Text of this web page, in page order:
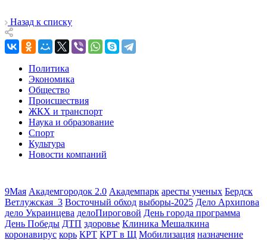
Назад к списку
Политика
Экономика
Общество
Происшествия
ЖКХ и транспорт
Наука и образование
Спорт
Культура
Новости компаний
9Мая Академгородок 2.0 Академпарк аресты ученых Бердск
Ветлужская_3 Восточный обход выборы-2025 Дело Архипова
дело Украинцева делоПироговой День города программа
День Победы ДТП здоровье Клиника Мешалкина
коронавирус корь КРТ КРТ в Щ Мобилизация назначение